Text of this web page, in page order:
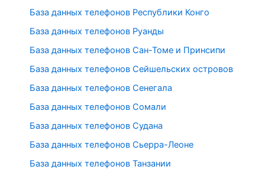
База данных телефонов Республики Конго
База данных телефонов Руанды
База данных телефонов Сан-Томе и Принсипи
База данных телефонов Сейшельских островов
База данных телефонов Сенегала
База данных телефонов Сомали
База данных телефонов Судана
База данных телефонов Сьерра-Леоне
База данных телефонов Танзании